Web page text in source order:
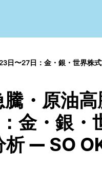
日〜27日：金・銀・世界株
騰・原油
金・銀・
析 ― SO